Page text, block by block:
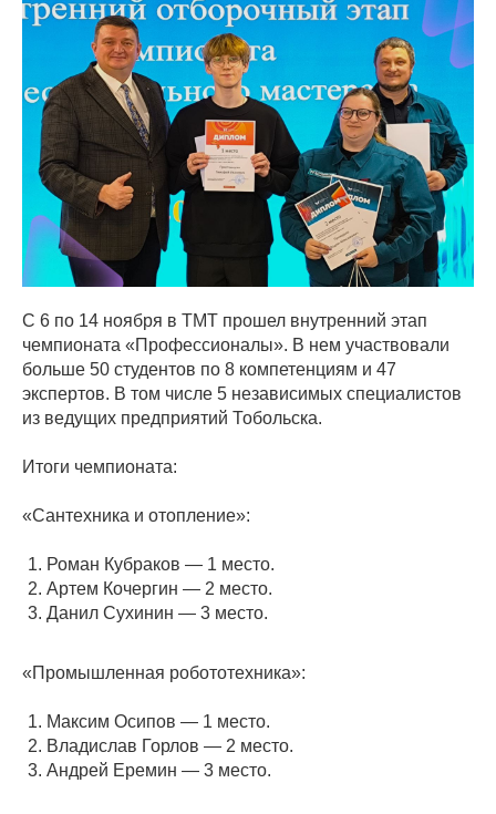
С 6 по 14 ноября в ТМТ прошел внутренний этап
чемпионата «Профессионалы». В нем участвовали
больше 50 студентов по 8 компетенциям и 47
экспертов. В том числе 5 независимых специалистов
из ведущих предприятий Тобольска.
Итоги чемпионата:
«Сантехника и отопление»:
Роман Кубраков — 1 место.
Артем Кочергин — 2 место.
Данил Сухинин — 3 место.
«Промышленная робототехника»:
Максим Осипов — 1 место.
Владислав Горлов — 2 место.
Андрей Еремин — 3 место.